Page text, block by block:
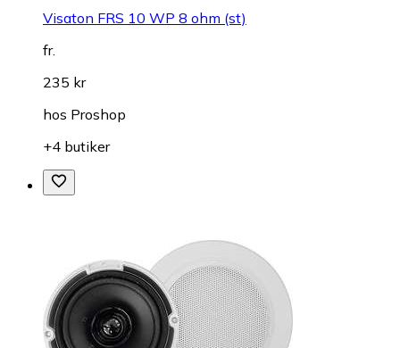
Visaton FRS 10 WP 8 ohm (st)
fr.
235 kr
hos Proshop
+4 butiker